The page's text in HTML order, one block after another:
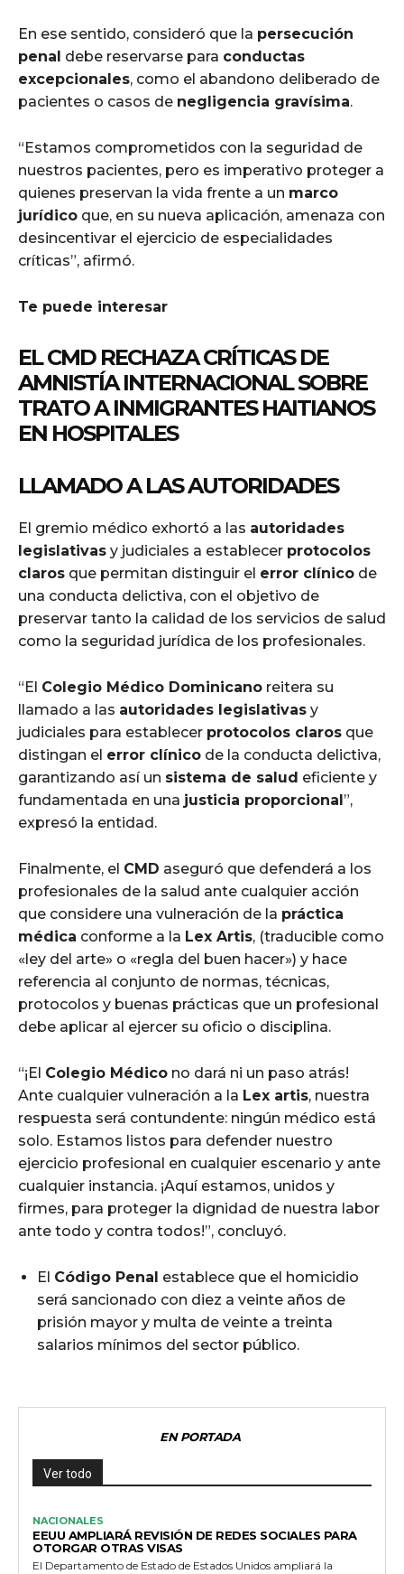
En ese sentido, consideró que la persecución
penal debe reservarse para conductas
excepcionales, como el abandono deliberado de
pacientes o casos de negligencia gravísima.
“Estamos comprometidos con la seguridad de
nuestros pacientes, pero es imperativo proteger a
quienes preservan la vida frente a un marco
jurídico que, en su nueva aplicación, amenaza con
desincentivar el ejercicio de especialidades
críticas”, afirmó.
Te puede interesar
EL CMD RECHAZA CRÍTICAS DE
AMNISTÍA INTERNACIONAL SOBRE
TRATO A INMIGRANTES HAITIANOS
EN HOSPITALES
LLAMADO A LAS AUTORIDADES
El gremio médico exhortó a las autoridades
legislativas y judiciales a establecer protocolos
claros que permitan distinguir el error clínico de
una conducta delictiva, con el objetivo de
preservar tanto la calidad de los servicios de salud
como la seguridad jurídica de los profesionales.
“El Colegio Médico Dominicano reitera su
llamado a las autoridades legislativas y
judiciales para establecer protocolos claros que
distingan el error clínico de la conducta delictiva,
garantizando así un sistema de salud eficiente y
fundamentada en una justicia proporcional”,
expresó la entidad.
Finalmente, el CMD aseguró que defenderá a los
profesionales de la salud ante cualquier acción
que considere una vulneración de la práctica
médica conforme a la Lex Artis, (traducible como
«ley del arte» o «regla del buen hacer») y hace
referencia al conjunto de normas, técnicas,
protocolos y buenas prácticas que un profesional
debe aplicar al ejercer su oficio o disciplina.
“¡El Colegio Médico no dará ni un paso atrás!
Ante cualquier vulneración a la Lex artis, nuestra
respuesta será contundente: ningún médico está
solo. Estamos listos para defender nuestro
ejercicio profesional en cualquier escenario y ante
cualquier instancia. ¡Aquí estamos, unidos y
firmes, para proteger la dignidad de nuestra labor
ante todo y contra todos!”, concluyó.
El Código Penal establece que el homicidio
será sancionado con diez a veinte años de
prisión mayor y multa de veinte a treinta
salarios mínimos del sector público.
EN PORTADA
Ver todo
NACIONALES
EEUU AMPLIARÁ REVISIÓN DE REDES SOCIALES PARA
OTORGAR OTRAS VISAS
El Departamento de Estado de Estados Unidos ampliará la